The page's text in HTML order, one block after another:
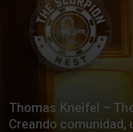
Thomas Kneifel –
Creando comunidad,